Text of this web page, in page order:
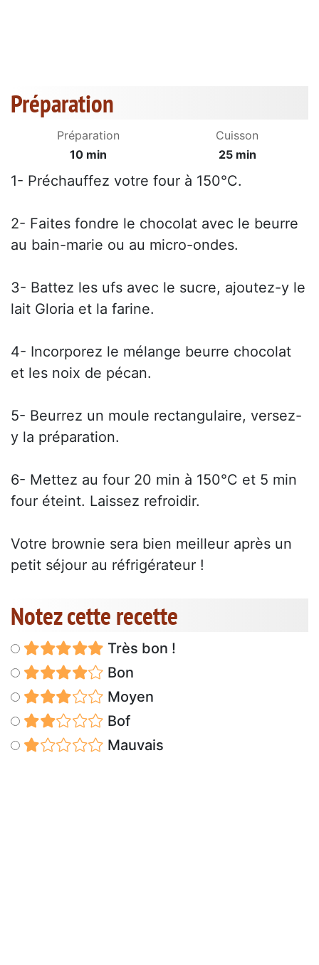
Préparation
Préparation
10 min
Cuisson
25 min
1- Préchauffez votre four à 150°C.
2- Faites fondre le chocolat avec le beurre
au bain-marie ou au micro-ondes.
3- Battez les ufs avec le sucre, ajoutez-y le
lait Gloria et la farine.
4- Incorporez le mélange beurre chocolat
et les noix de pécan.
5- Beurrez un moule rectangulaire, versez-
y la préparation.
6- Mettez au four 20 min à 150°C et 5 min
four éteint. Laissez refroidir.
Votre brownie sera bien meilleur après un
petit séjour au réfrigérateur !
Notez cette recette
Très bon !
Bon
Moyen
Bof
Mauvais